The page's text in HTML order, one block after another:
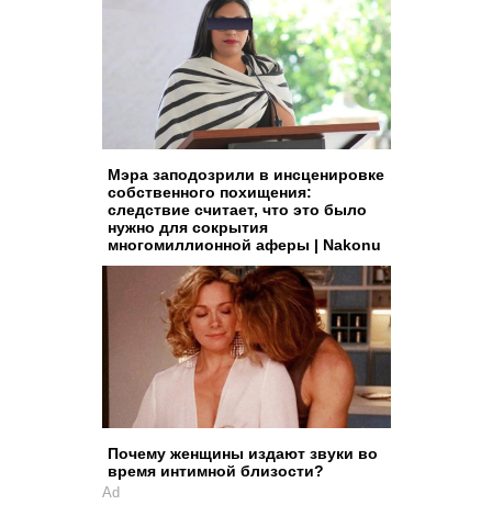
Мэра заподозрили в инсценировке
собственного похищения:
следствие считает, что это было
нужно для сокрытия
многомиллионной аферы | Nakonu
Почему женщины издают звуки во
время интимной близости?
Ad